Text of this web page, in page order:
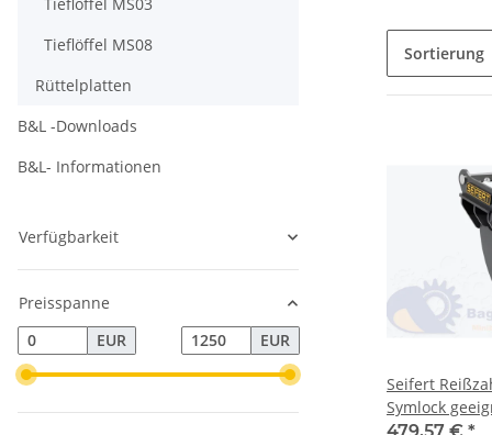
Sortierung
Seifert Reißzahn für MS01
Symlock
Minibagger
Tieflöffel MS08
Rüttelplatten
B&L -Downloads
B&L- Informationen
Verfügbarkeit
Preisspanne
EUR
EUR